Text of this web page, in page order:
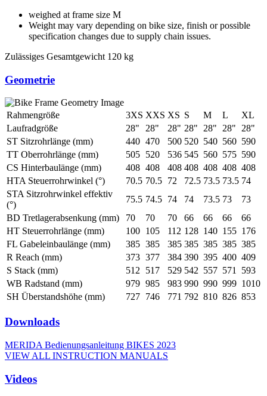
weighed at frame size M
Weight may vary depending on bike size, finish or possible
specification changes due to supply chain issues.
Zulässiges Gesamtgewicht 120 kg
Geometrie
Rahmengröße 3XS XXS XS S M L
XL
Laufradgröße
28" 28" 28" 28" 28" 28"
28"
ST Sitzrohrlänge (mm)
440 470 500 520 540 560 590
TT Oberrohrlänge (mm)
505 520 536 545 560 575 590
CS Hinterbaulänge (mm)
408 408 408 408 408 408 408
HTA Steuerrohrwinkel (°)
70.5 70.5 72 72.5 73.5 73.5 74
STA Sitzrohrwinkel effektiv
(°)
75.5 74.5 74 74 73.5 73
73
BD Tretlagerabsenkung (mm)
70 70 70 66 66 66
66
HT Steuerrohrlänge (mm)
100 105 112 128 140 155 176
FL Gabeleinbaulänge (mm)
385 385 385 385 385 385 385
R Reach (mm)
373 377 384 390 395 400 409
S Stack (mm)
512 517 529 542 557 571
593
WB Radstand (mm)
979 985 983 990 990 999 1010
SH Überstandshöhe (mm)
727 746 771 792 810 826 853
Downloads
MERIDA Bedienungsanleitung BIKES 2023
VIEW ALL INSTRUCTION MANUALS
Videos